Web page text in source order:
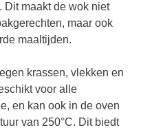
Dit maakt de wok niet
maar ook
maaltijden.
krassen, vlekken en
voor alle
en kan ook in de oven
van 250°C. Dit biedt